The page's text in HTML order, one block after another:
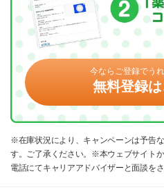
今ならご登録でう
無料登録
※在庫状況により、キャンペーンは予告
す。ご了承ください。※本ウェブサイト
電話にてキャリアアドバイザーと面談を